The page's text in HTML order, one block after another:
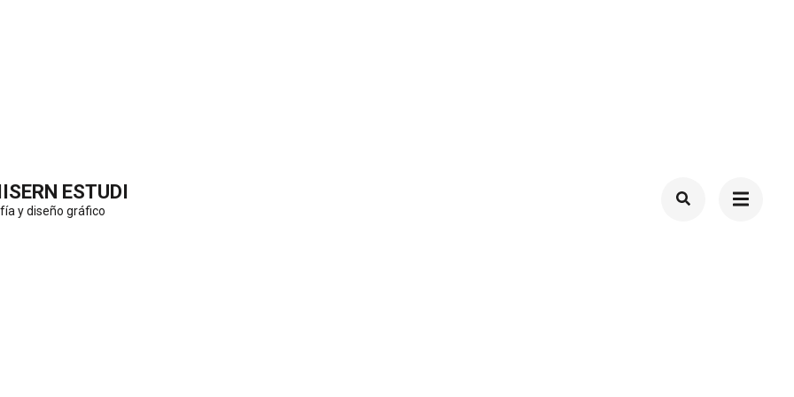
ESTUDI
y diseño gráfico